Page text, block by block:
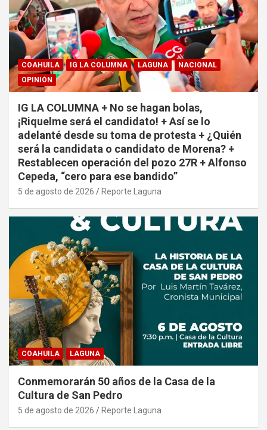
COAHUILA IG LA COLUMNA LAGUNA
NACIONAL
OPINIÓN
IG LA COLUMNA + No se hagan bolas,
¡Riquelme será el candidato! + Así se lo
adelanté desde su toma de protesta + ¿Quién
será la candidata o candidato de Morena? +
Restablecen operación del pozo 27R + Alfonso
Cepeda, “cero para ese bandido”
5 de agosto de 2026 Reporte Laguna
COAHUILA LAGUNA
Conmemorarán 50 años de la Casa de la
Cultura de San Pedro
5 de agosto de 2026 Reporte Laguna